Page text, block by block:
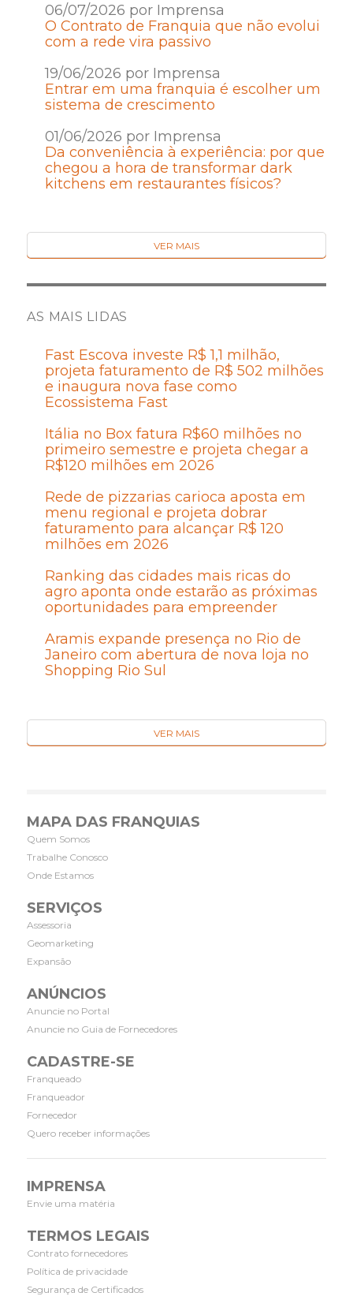
06/07/2026 por Imprensa
O Contrato de Franquia que não evolui
com a rede vira passivo
19/06/2026 por Imprensa
Entrar em uma franquia é escolher um
sistema de crescimento
01/06/2026 por Imprensa
Da conveniência à experiência: por que
chegou a hora de transformar dark
kitchens em restaurantes físicos?
VER MAIS
AS MAIS LIDAS
Fast Escova investe R$ 1,1 milhão,
projeta faturamento de R$ 502 milhões
e inaugura nova fase como
Ecossistema Fast
Itália no Box fatura R$60 milhões no
primeiro semestre e projeta chegar a
R$120 milhões em 2026
Rede de pizzarias carioca aposta em
menu regional e projeta dobrar
faturamento para alcançar R$ 120
milhões em 2026
Ranking das cidades mais ricas do
agro aponta onde estarão as próximas
oportunidades para empreender
Aramis expande presença no Rio de
Janeiro com abertura de nova loja no
Shopping Rio Sul
VER MAIS
MAPA DAS FRANQUIAS
Quem Somos
Trabalhe Conosco
Onde Estamos
SERVIÇOS
Assessoria
Geomarketing
Expansão
ANÚNCIOS
Anuncie no Portal
Anuncie no Guia de Fornecedores
CADASTRE-SE
Franqueado
Franqueador
Fornecedor
Quero receber informações
IMPRENSA
Envie uma matéria
TERMOS LEGAIS
Contrato fornecedores
Política de privacidade
Segurança de Certificados